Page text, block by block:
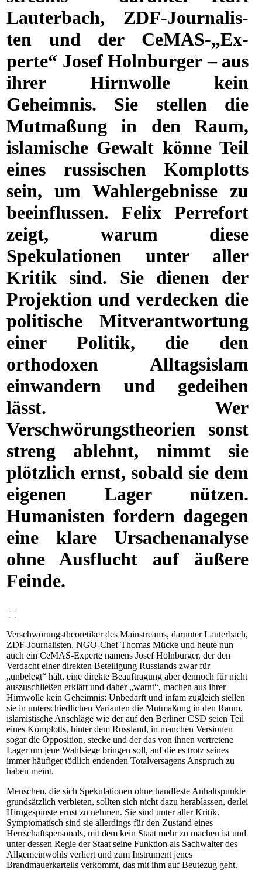
Lauterbach, ZDF-Jour­na­lis­
ten und der CeMAS-„Ex­
perte“ Josef Holn­bur­ger – aus
ihrer Hirnwolle kein
Geheimnis. Sie stellen die
Mutmaßung in den Raum,
islamische Gewalt könne Teil
eines russischen Komplotts
sein, um Wahlergebnisse zu
beeinflussen. Felix Perrefort
zeigt, warum diese
Spekulationen unter aller
Kritik sind. Sie dienen der
Projektion und verdecken die
politische Mitverantwortung
einer Politik, die den
orthodoxen Alltagsislam
einwandern und gedeihen
lässt. Wer
Verschwörungstheorien sonst
streng ablehnt, nimmt sie
plötzlich ernst, sobald sie dem
eigenen Lager nützen.
Humanisten fordern dagegen
eine klare Ursachenanalyse
ohne Ausflucht auf äußere
Feinde.
Verschwörungstheoretiker des Mainstreams, darunter Lauterbach,
ZDF-Jour­nalis­ten, NGO-Chef Thomas Mücke und heute nun
auch ein CeMAS-Ex­per­te namens Josef Holnburger, der den
Verdacht einer direkten Beteiligung Russlands zwar für
„unbelegt“ hält, eine direkte Beauftragung aber dennoch für nicht
auszuschließen erklärt und daher „warnt“, machen aus ihrer
Hirnwolle kein Geheimnis: Unbedarft und infam zugleich stellen
sie in unterschiedlichen Varianten die Mutmaßung in den Raum,
islamistische Anschläge wie der auf den Berliner CSD seien Teil
eines Komplotts, hinter dem Russland, in manchen Versionen
sogar die Opposition, stecke und der das von ihnen vertretene
Lager um jene Wahlsiege bringen soll, auf die es trotz seines
immer häufiger tödlich endenden Totalversagens Anspruch zu
haben meint.
Menschen, die sich Spekulationen ohne handfeste Anhaltspunkte
grundsätzlich verbieten, sollten sich nicht dazu herablassen, derlei
Hirngespinste ernst zu nehmen. Sie sind unter aller Kritik.
Symptomatisch sind sie allerdings für den Zustand eines
Herrschaftspersonals, mit dem kein Staat mehr zu machen ist und
unter dessen Regie der Staat seine Funktion als Sachwalter des
Allgemeinwohls verliert und zum Instrument jenes
Brandmauerkartells verkommt, das mit ihm auf Beutezug geht.